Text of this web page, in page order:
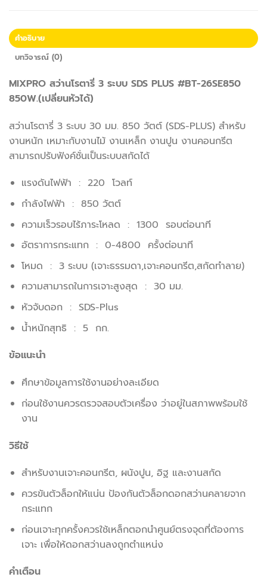
คำอธิบาย
บทวิจารณ์ (0)
MIXPRO สว่านโรตารี่ 3 ระบบ SDS PLUS #BT-26SE850
850W.(เปลี่ยนหัวได้)
สว่านโรตารี่ 3 ระบบ 30 มม. 850 วัตต์ (SDS-PLUS) สำหรับ
งานหนัก เหมาะกับงานไม้ งานเหล็ก งานปูน งานคอนกรีต
สามารถปรับฟังค์ชั่นเป็นระบบสกัดได้
แรงดันไฟฟ้า : 220 โวลท์
กำลังไฟฟ้า : 850 วัตต์
ความเร็วรอบไร้ภาระโหลด : 1300 รอบต่อนาที
อัตราการกระแทก : 0-4800 ครั้งต่อนาที
โหมด : 3 ระบบ (เจาะธรรมดา,เจาะคอนกรีต,สกัดทำลาย)
ความสามารถในการเจาะสูงสุด : 30 มม.
หัวจับดอก : SDS-Plus
น้ำหนักสุทธิ : 5 กก.
ข้อแนะนำ
ศึกษาข้อมูลการใช้งานอย่างละเอียด
ก่อนใช้งานควรตรวจสอบตัวเครื่อง ว่าอยู่ในสภาพพร้อมใช้
งาน
วิธีใช้
สำหรับงานเจาะคอนกรีต, ผนังปูน, อิฐ และงานสกัด
ควรขันตัวล็อกให้แน่น ป้องกันตัวล็อกดอกสว่านคลายจาก
กระแทก
ก่อนเจาะทุกครั้งควรใช้เหล็กตอกนำศูนย์ตรงจุดที่ต้องการ
เจาะ เพื่อให้ดอกสว่านลงถูกตำแหน่ง
คำเตือน